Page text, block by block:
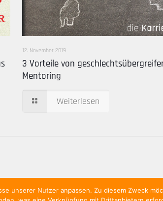
12. November 2019
3 Vorteile von
Mentoring
Weiterlesen
unserer Nutzer anpassen. Zu diesem Zweck